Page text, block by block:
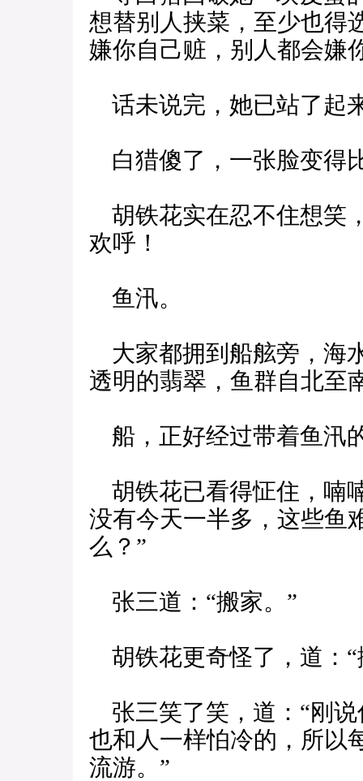
想替别人挟菜，至少也得
嫌你自己赃，别人都会嫌
话未说完，她已站了起
白猎傻了，一张脸变得
胡铁花实在忍不住想笑
欢呼！
鱼汛。
大家都拥到船舷旁，海
透明的翡翠，鱼群自北至
船，正好经过带着鱼汛
胡铁花已看得怔住，喃
没有今天一半多，这些鱼
么？”
张三道：“搬家。”
胡铁花更奇怪了，道：“
张三笑了笑，道：“刚
也和人一样怕冷的，所以
流游。”